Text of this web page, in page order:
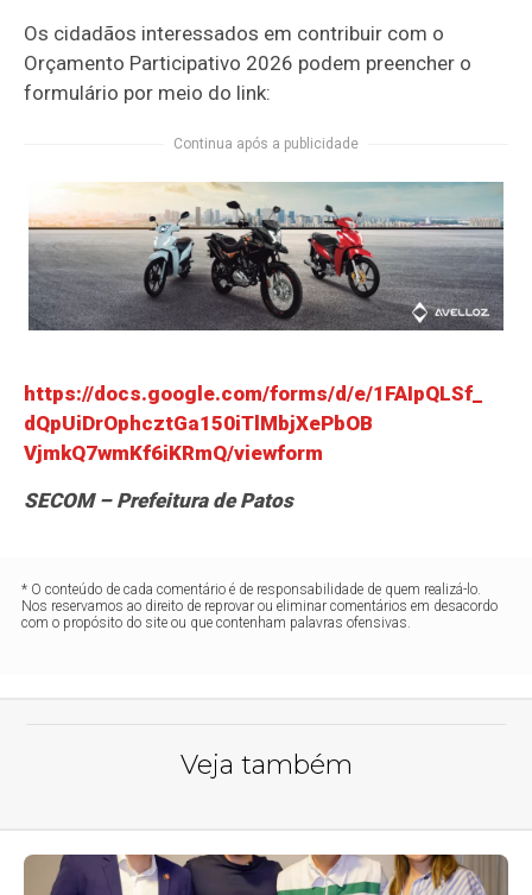
Os cidadãos interessados em contribuir com o
Orçamento Participativo 2026 podem preencher o
formulário por meio do link:
Continua após a publicidade
https://docs.google.com/forms/d/e/1FAIpQLSf_
dQpUiDrOphcztGa150iTlMbjXePbOB
VjmkQ7wmKf6iKRmQ/viewform
SECOM – Prefeitura de Patos
* O conteúdo de cada comentário é de responsabilidade de quem realizá-lo.
Nos reservamos ao direito de reprovar ou eliminar comentários em desacordo
com o propósito do site ou que contenham palavras ofensivas.
Veja também